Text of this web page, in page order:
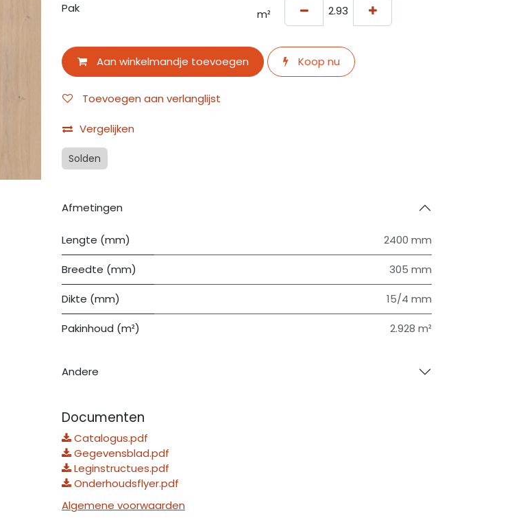
Pak m²
Aan winkelmandje toevoegen Koop nu
Toevoegen aan verlanglijst
Vergelijken
Solden
Afmetingen
Lengte (mm) 2400 mm
Breedte (mm) 305 mm
Dikte (mm) 15/4 mm
Pakinhoud (m²) 2.928 m²
Andere
Documenten
Catalogus.pdf
Gegevensblad.pdf
Leginstructues.pdf
Onderhoudsflyer.pdf
Algemene voorwaarden